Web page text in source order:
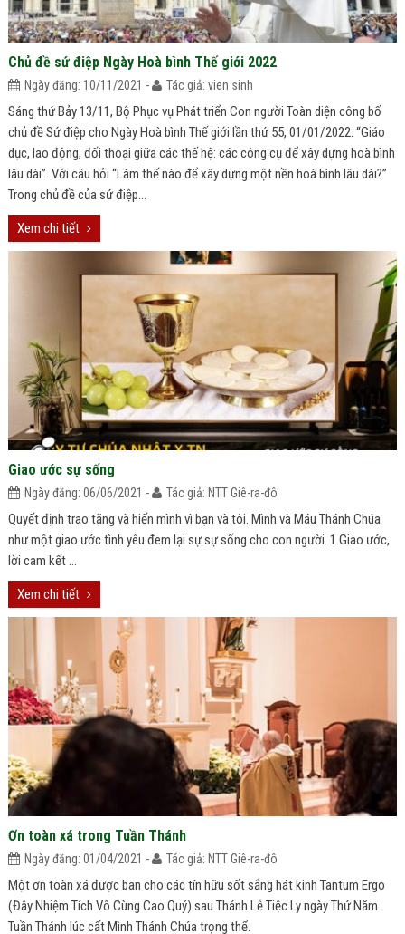
Chủ đề sứ điệp Ngày Hoà bình Thế giới 2022
Ngày đăng: 10/11/2021 - Tác giả: vien sinh
Sáng thứ Bảy 13/11, Bộ Phục vụ Phát triển Con người Toàn diện công bố
chủ đề Sứ điệp cho Ngày Hoà bình Thế giới lần thứ 55, 01/01/2022: “Giáo
dục, lao động, đối thoại giữa các thế hệ: các công cụ để xây dựng hoà bình
lâu dài”. Với câu hỏi “Làm thế nào để xây dựng một nền hoà bình lâu dài?”
Trong chủ đề của sứ điệp...
Xem chi tiết
Giao ước sự sống
Ngày đăng: 06/06/2021 - Tác giả: NTT Giê-ra-đô
Quyết định trao tặng và hiến mình vì bạn và tôi. Mình và Máu Thánh Chúa
như một giao ước tình yêu đem lại sự sự sống cho con người. 1.Giao ước,
lời cam kết ...
Xem chi tiết
Ơn toàn xá trong Tuần Thánh
Ngày đăng: 01/04/2021 - Tác giả: NTT Giê-ra-đô
Một ơn toàn xá được ban cho các tín hữu sốt sắng hát kinh Tantum Ergo
(Đây Nhiệm Tích Vô Cùng Cao Quý) sau Thánh Lễ Tiệc Ly ngày Thứ Năm
Tuần Thánh lúc cất Mình Thánh Chúa trọng thể.